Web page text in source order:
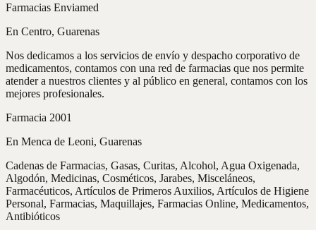
Farmacias Enviamed
En Centro, Guarenas
Nos dedicamos a los servicios de envío y despacho corporativo de
medicamentos, contamos con una red de farmacias que nos permite
atender a nuestros clientes y al público en general, contamos con los
mejores profesionales.
Farmacia 2001
En Menca de Leoni, Guarenas
Cadenas de Farmacias, Gasas, Curitas, Alcohol, Agua Oxigenada,
Algodón, Medicinas, Cosméticos, Jarabes, Misceláneos,
Farmacéuticos, Artículos de Primeros Auxilios, Artículos de Higiene
Personal, Farmacias, Maquillajes, Farmacias Online, Medicamentos,
Antibióticos